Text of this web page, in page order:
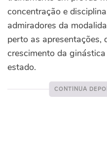
concentração e
admiradores da
perto as apresentações,
crescimento da
estado.